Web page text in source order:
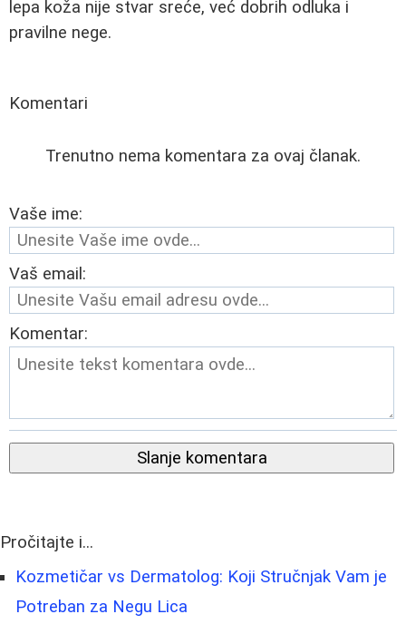
lepa koža nije stvar sreće, već dobrih odluka i
pravilne nege.
Komentari
Trenutno nema komentara za ovaj članak.
Vaše ime:
Vaš email:
Komentar:
Slanje komentara
Pročitajte i...
Kozmetičar vs Dermatolog: Koji Stručnjak Vam je
Potreban za Negu Lica